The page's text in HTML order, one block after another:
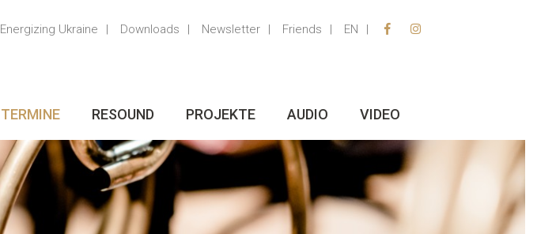
Energizing Ukraine Downloads Newsletter Friends EN
TERMINE RESOUND PROJEKTE AUDIO VIDEO